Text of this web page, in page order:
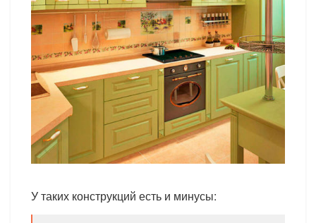
У таких конструкций есть и минусы: